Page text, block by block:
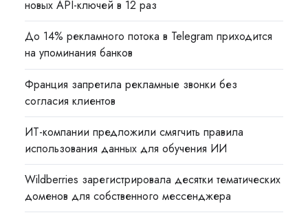
новых API-ключей в 12 раз
До 14% рекламного потока в Telegram приходится
на упоминания банков
Франция запретила рекламные звонки без
согласия клиентов
ИТ-компании предложили смягчить правила
использования данных для обучения ИИ
Wildberries зарегистрировала десятки тематических
доменов для собственного мессенджера